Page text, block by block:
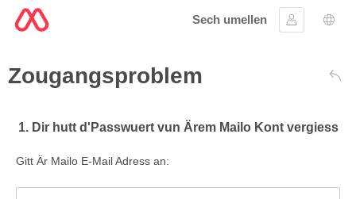
Sech umellen
Umellen
Zougangsproblem
1. Dir hutt d'Passwuert vun Ärem Mailo Kont vergiess
Gitt Är Mailo E-Mail Adress an: